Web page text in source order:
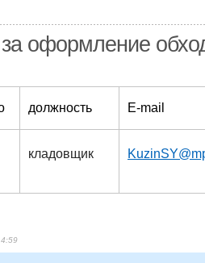
оформление
должность E-mail
кла​​довщик